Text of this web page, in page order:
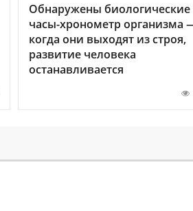
Обнаружены биологические
часы-хронометр организма
когда они выходят из строя,
развитие человека
останавливается